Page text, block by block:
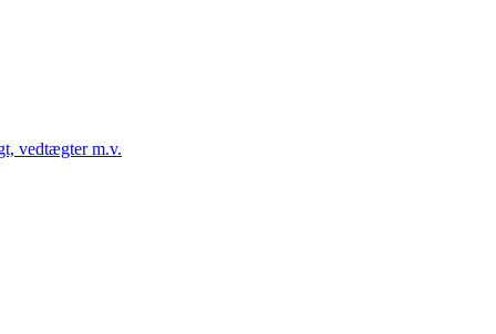
vedtægter m.v.